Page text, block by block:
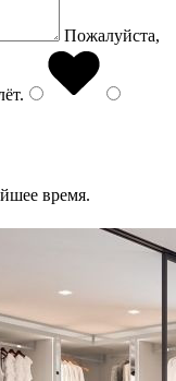
Пожалуйста,
.
время.